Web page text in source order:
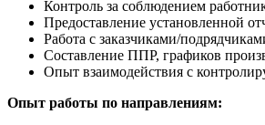
Контроль за соблюдением
Предоставление установленной
Работа с заказчиками/
Составление ППР, графиков
Опыт взаимодействия с
Опыт работы по направлениям: